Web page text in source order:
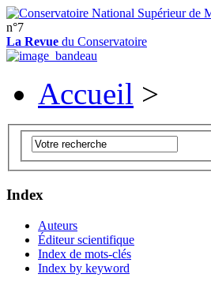
n°7
La Revue du Conservatoire
Accueil >
Index
Auteurs
Éditeur scientifique
Index de mots-clés
Index by keyword